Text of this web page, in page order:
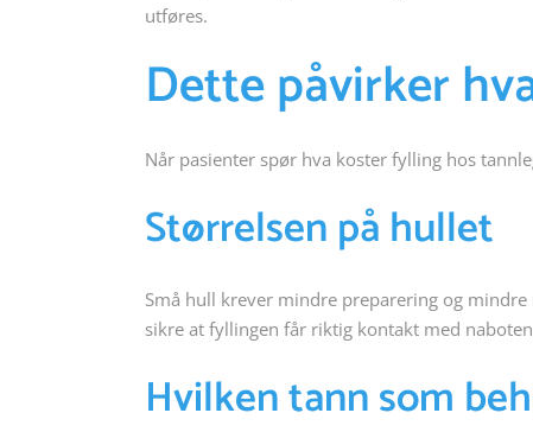
utføres.
Dette påvirker
Når pasienter spør hva koster fylling hos
Størrelsen på hullet
Små hull krever mindre preparering og
sikre at fyllingen får riktig kontakt med
Hvilken tann som